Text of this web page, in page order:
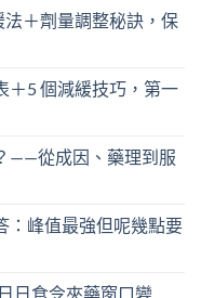
＋劑量調整秘訣，保
＋5 個減緩技巧，第一
——從成因、藥理到服
：峰值最強但呢幾點要
日食令夾藥窗口變